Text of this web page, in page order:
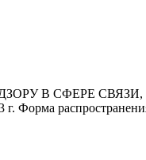
НАДЗОРУ В СФЕРЕ
распространения: